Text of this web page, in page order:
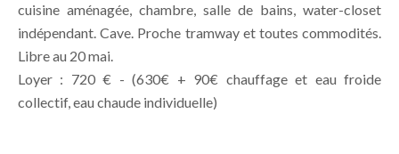
cuisine aménagée, chambre, salle de bains, water-closet
indépendant. Cave. Proche tramway et toutes commodités.
Libre au 20 mai.
Loyer : 720 € - (630€ + 90€ chauffage et eau froide
collectif, eau chaude individuelle)